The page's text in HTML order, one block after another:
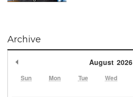
Archive
August 2026
Sun Mon Tue Wed